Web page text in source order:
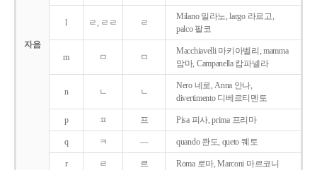
자음
l ㄹ, ㄹㄹ ㄹ
Milano 밀라노, largo 라르고,
palco 팔코
m ㅁ ㅁ
Macchiavelli 마키아벨리, mamma
맘마, Campanella 캄파넬라
n ㄴ ㄴ
Nero 네로, Anna 안나,
divertimento 디베르티멘토
p ㅍ 프 Pisa 피사, prima 프리마
q ㅋ ― quando 콴도, queto 퀘토
r ㄹ 르 Roma 로마, Marconi 마르코니